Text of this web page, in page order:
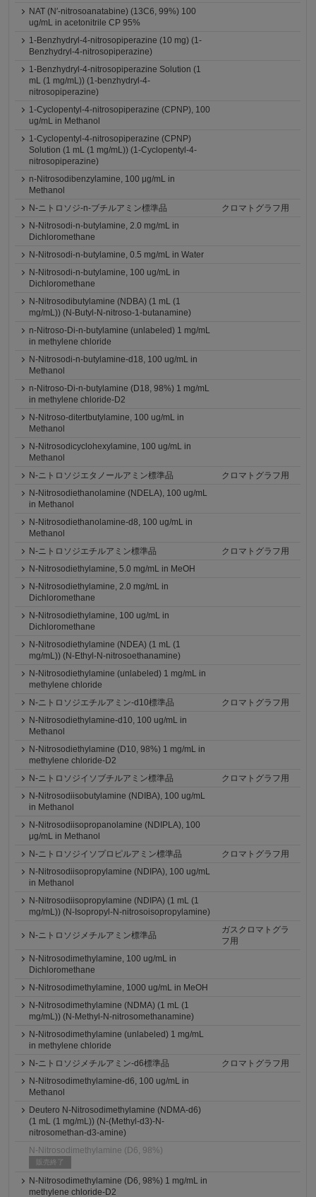
NAT (N′-nitrosoanatabine) (13C6, 99%) 100
ug/mL in acetonitrile CP 95%
1-Benzhydryl-4-nitrosopiperazine (10 mg) (1-
Benzhydryl-4-nitrosopiperazine)
1-Benzhydryl-4-nitrosopiperazine Solution (1
mL (1 mg/mL)) (1-benzhydryl-4-
nitrosopiperazine)
1-Cyclopentyl-4-nitrosopiperazine (CPNP), 100
ug/mL in Methanol
1-Cyclopentyl-4-nitrosopiperazine (CPNP)
Solution (1 mL (1 mg/mL)) (1-Cyclopentyl-4-
nitrosopiperazine)
n-Nitrosodibenzylamine, 100 μg/mL in
Methanol
N-ニトロソジ-n-ブチルアミン標準品
クロマトグラフ用
N-Nitrosodi-n-butylamine, 2.0 mg/mL in
Dichloromethane
N-Nitrosodi-n-butylamine, 0.5 mg/mL in Water
N-Nitrosodi-n-butylamine, 100 ug/mL in
Dichloromethane
N-Nitrosodibutylamine (NDBA) (1 mL (1
mg/mL)) (N-Butyl-N-nitroso-1-butanamine)
n-Nitroso-Di-n-butylamine (unlabeled) 1 mg/mL
in methylene chloride
N-Nitrosodi-n-butylamine-d18, 100 ug/mL in
Methanol
n-Nitroso-Di-n-butylamine (D18, 98%) 1 mg/mL
in methylene chloride-D2
N-Nitroso-ditertbutylamine, 100 ug/mL in
Methanol
N-Nitrosodicyclohexylamine, 100 ug/mL in
Methanol
N-ニトロソジエタノールアミン標準品
クロマトグラフ用
N-Nitrosodiethanolamine (NDELA), 100 ug/mL
in Methanol
N-Nitrosodiethanolamine-d8, 100 ug/mL in
Methanol
N-ニトロソジエチルアミン標準品
クロマトグラフ用
N-Nitrosodiethylamine, 5.0 mg/mL in MeOH
N-Nitrosodiethylamine, 2.0 mg/mL in
Dichloromethane
N-Nitrosodiethylamine, 100 ug/mL in
Dichloromethane
N-Nitrosodiethylamine (NDEA) (1 mL (1
mg/mL)) (N-Ethyl-N-nitrosoethanamine)
N-Nitrosodiethylamine (unlabeled) 1 mg/mL in
methylene chloride
N-ニトロソジエチルアミン-d10標準品
クロマトグラフ用
N-Nitrosodiethylamine-d10, 100 ug/mL in
Methanol
N-Nitrosodiethylamine (D10, 98%) 1 mg/mL in
methylene chloride-D2
N-ニトロソジイソブチルアミン標準品
クロマトグラフ用
N-Nitrosodiisobutylamine (NDIBA), 100 ug/mL
in Methanol
N-Nitrosodiisopropanolamine (NDIPLA), 100
μg/mL in Methanol
N-ニトロソジイソプロピルアミン標準品
クロマトグラフ用
N-Nitrosodiisopropylamine (NDIPA), 100 ug/mL
in Methanol
N-Nitrosodiisopropylamine (NDIPA) (1 mL (1
mg/mL)) (N-Isopropyl-N-nitrosoisopropylamine)
N-ニトロソジメチルアミン標準品
ガスクロマトグラ
フ用
N-Nitrosodimethylamine, 100 ug/mL in
Dichloromethane
N-Nitrosodimethylamine, 1000 ug/mL in MeOH
N-Nitrosodimethylamine (NDMA) (1 mL (1
mg/mL)) (N-Methyl-N-nitrosomethanamine)
N-Nitrosodimethylamine (unlabeled) 1 mg/mL
in methylene chloride
N-ニトロソジメチルアミン-d6標準品
クロマトグラフ用
N-Nitrosodimethylamine-d6, 100 ug/mL in
Methanol
Deutero N-Nitrosodimethylamine (NDMA-d6)
(1 mL (1 mg/mL)) (N-(Methyl-d3)-N-
nitrosomethan-d3-amine)
N-Nitrosodimethylamine (D6, 98%)
販売終了
N-Nitrosodimethylamine (D6, 98%) 1 mg/mL in
methylene chloride-D2